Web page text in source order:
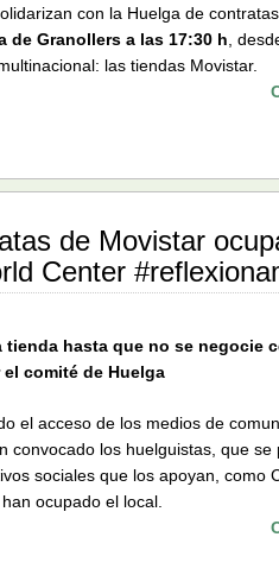
con la Huelga de
de Granollers a las 17:30 h ,
las tiendas Movistar.
de Movistar
Center
tienda hasta que no se negocie
comité de Huelga
el acceso de los medios de
convocado los huelguistas, que se
sociales que los apoyan, como
ocupado el local.